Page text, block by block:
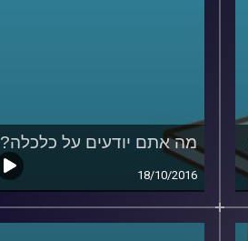
מה אתם יודעים על כלכלה?
18/10/2016